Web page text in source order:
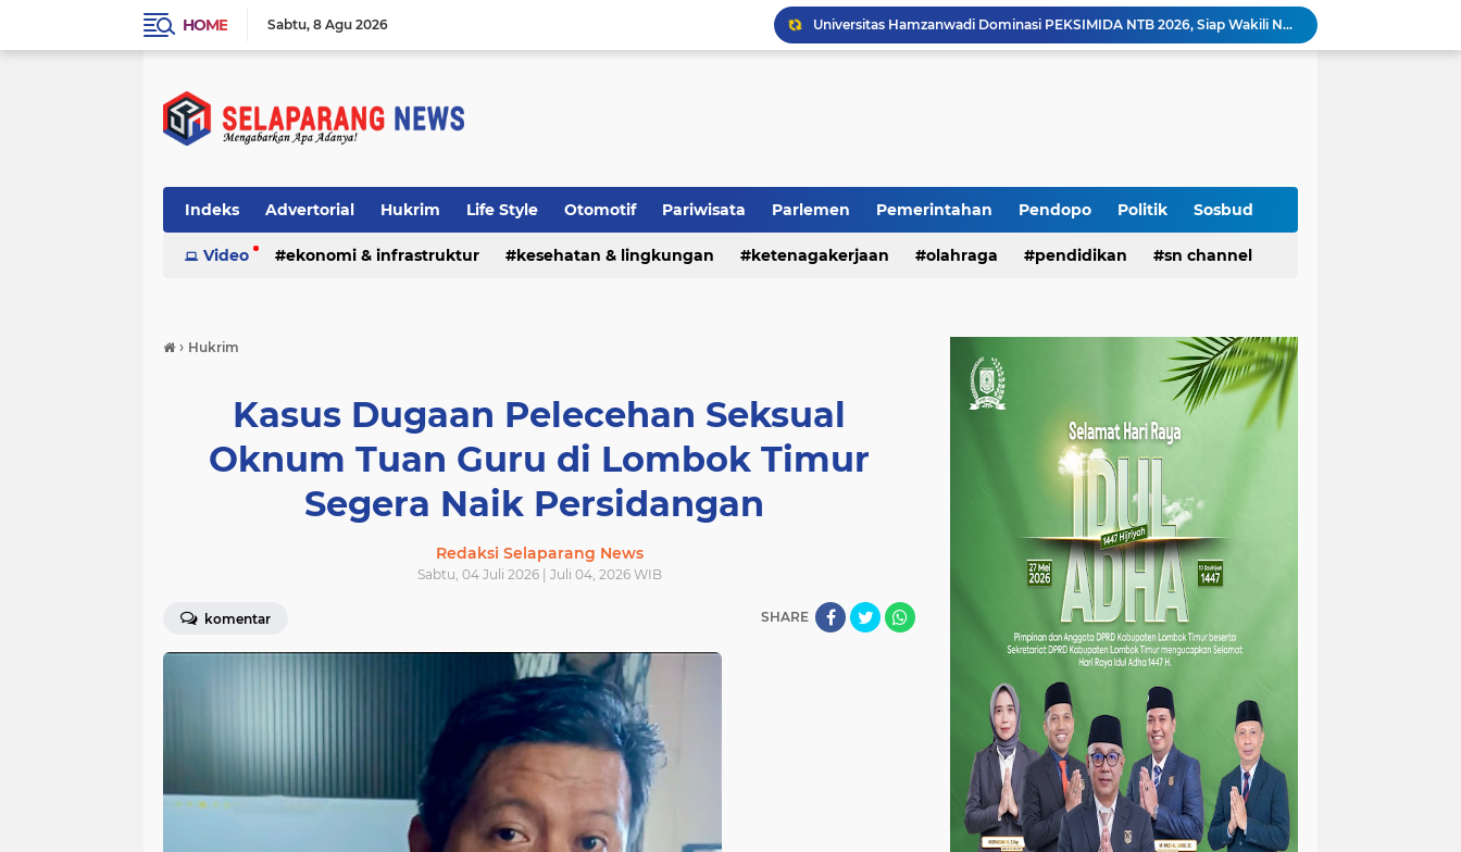
HOME Sabtu 8 Agu 2026
Turunkan Tim, Polres Lotim Selidiki Penyebab Antrean Panjang Kendaraan di SPBU
Pemkab Lotim Langsung Gerak Cepat Atensi Kebutuhan Sarana SMPN 2 Selong
SMAN 1 Pringgabaya Antar Siswi Lolos Semifinal Olimpiade Sains Nasional Bidang Matematika
Indeks Advertorial Hukrim Life Style Otomotif Pariwisata Parlemen Pemerintahan Pendopo Politik Sosbud
Video ekonomi & infrastruktur kesehatan & lingkungan ketenagakerjaan olahraga pendidikan sn channel
› Hukrim
Kasus Dugaan Pelecehan Seksual
Oknum Tuan Guru di Lombok Timur
Segera Naik Persidangan ‎
Redaksi Selaparang News
Sabtu, 04 Juli 2026 | Juli 04, 2026 WIB
komentar SHARE